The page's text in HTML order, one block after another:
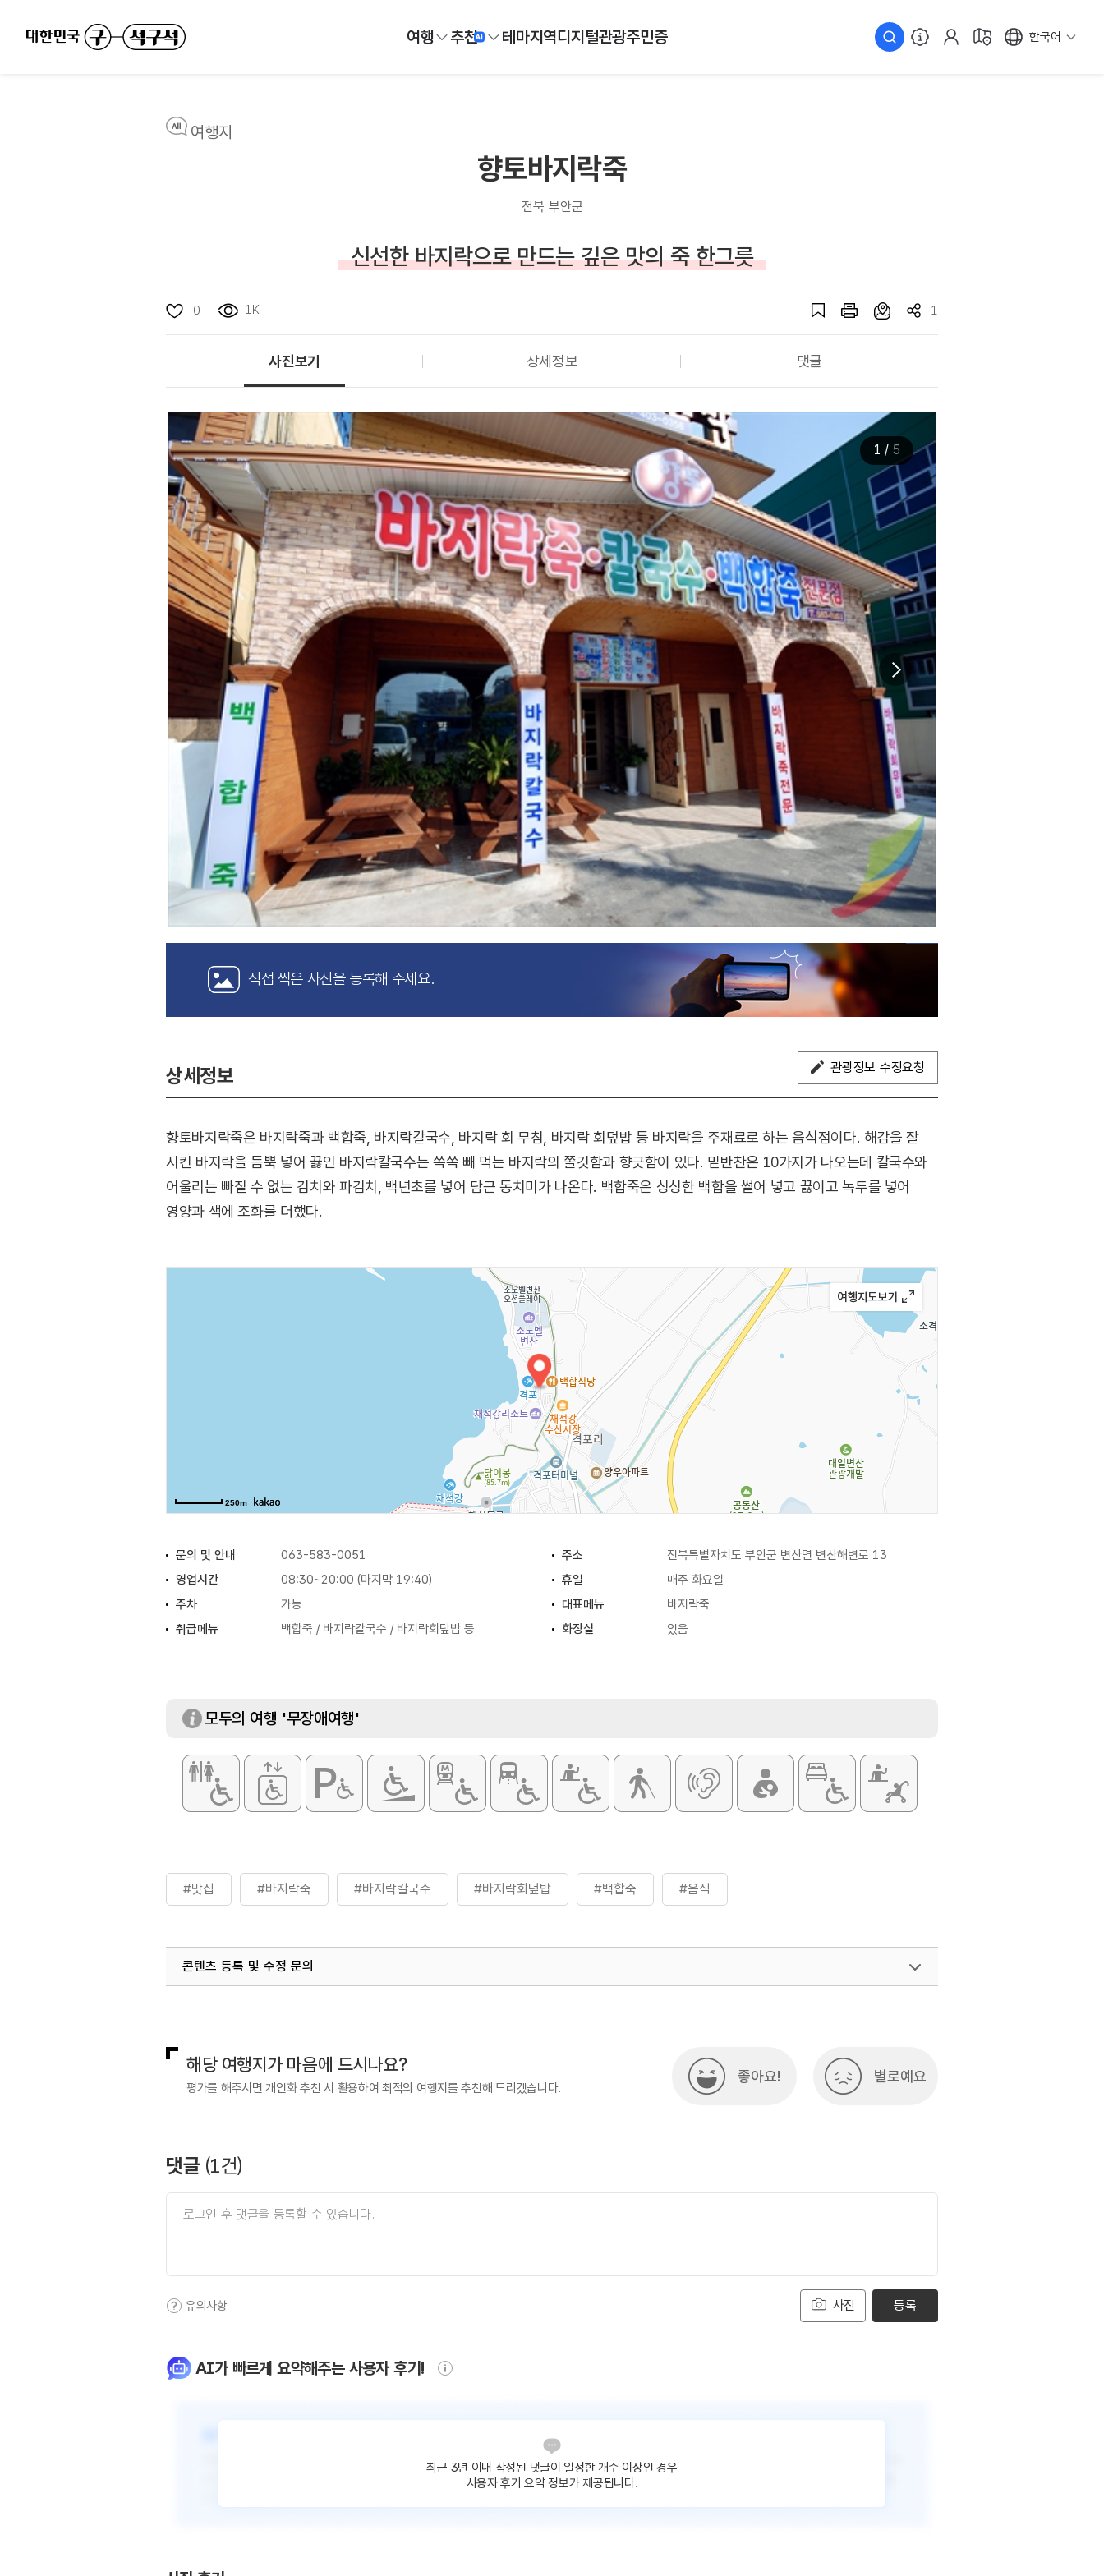
여행 추천 테마지역디지털관광주민증 한국어
여행지
향토바지락죽
전북 부안군
신선한 바지락으로 만드는 깊은 맛의 죽 한그릇
0 1K 1
사진보기 상세정보 댓글
1 / 5
직접 찍은 사진을 등록해 주세요.
상세정보 관광정보 수정요청
향토바지락죽은 바지락죽과 백합죽, 바지락칼국수, 바지락 회 무침, 바지락 회덮밥 등 바지락을 주재료로 하는 음식점이다. 해감을 잘
시킨 바지락을 듬뿍 넣어 끓인 바지락칼국수는 쏙쏙 빼 먹는 바지락의 쫄깃함과 향긋함이 있다. 밑반찬은 10가지가 나오는데 칼국수와
어울리는 빠질 수 없는 김치와 파김치, 백년초를 넣어 담근 동치미가 나온다. 백합죽은 싱싱한 백합을 썰어 넣고 끓이고 녹두를 넣어
영양과 색에 조화를 더했다.
250m
문의 및 안내 063-583-0051 주소
전북특별자치도 부안군 변산면 변산해변로 13
영업시간
08:30~20:00 (마지막 19:40) 휴일
매주 화요일
주차
가능 대표메뉴
바지락죽
취급메뉴
백합죽 / 바지락칼국수 / 바지락회덮밥 등 화장실 있음
모두의 여행 '무장애여행'
#맛집 #바지락죽 #바지락칼국수 #바지락회덮밥 #백합죽 #음식
콘텐츠 등록 및 수정 문의
해당 여행지가 마음에 드시나요?
평가를 해주시면 개인화 추천 시 활용하여 최적의 여행지를 추천해 드리겠습니다.
좋아요! 별로예요
댓글 (1건)
사진
유의사항 등록
AI가 빠르게 요약해주는 사용자 후기!
최근 3년 이내 작성된 댓글이 일정한 개수 이상인 경우
사용자 후기 요약 정보가 제공됩니다.